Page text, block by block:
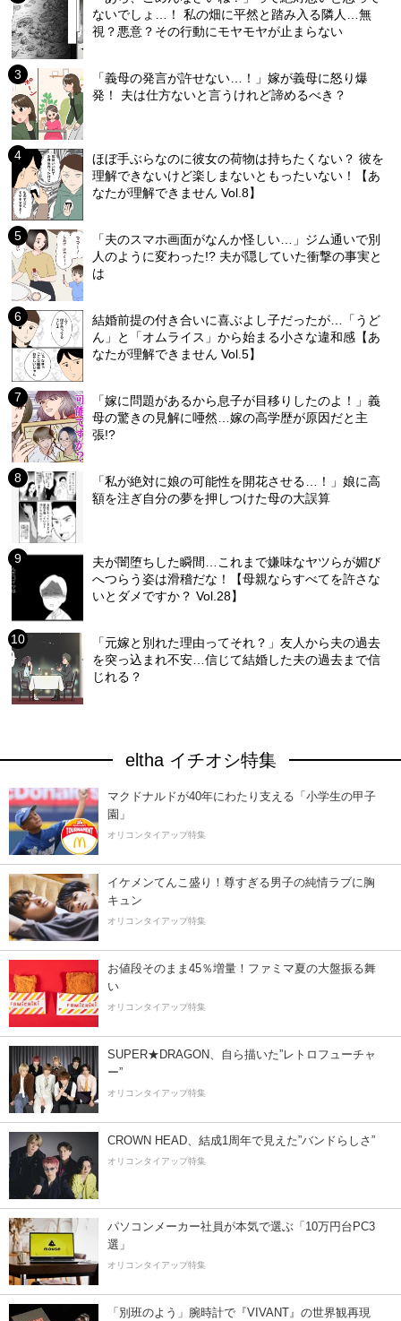
ないでしょ…！ 私の畑に平然と踏み入る隣人…無
視？悪意？その行動にモヤモヤが止まらない
「義母の発言が許せない…！」嫁が義母に怒り爆
発！ 夫は仕方ないと言うけれど諦めるべき？
ほぼ手ぶらなのに彼女の荷物は持ちたくない？ 彼を
理解できないけど楽しまないともったいない！【あ
なたが理解できません Vol.8】
「夫のスマホ画面がなんか怪しい…」ジム通いで別
人のように変わった!? 夫が隠していた衝撃の事実と
は
結婚前提の付き合いに喜ぶよし子だったが…「うど
ん」と「オムライス」から始まる小さな違和感【あ
なたが理解できません Vol.5】
「嫁に問題があるから息子が目移りしたのよ！」義
母の驚きの見解に唖然…嫁の高学歴が原因だと主
張!?
「私が絶対に娘の可能性を開花させる…！」娘に高
額を注ぎ自分の夢を押しつけた母の大誤算
夫が闇堕ちした瞬間…これまで嫌味なヤツらが媚び
へつらう姿は滑稽だな！【母親ならすべてを許さな
いとダメですか？ Vol.28】
「元嫁と別れた理由ってそれ？」友人から夫の過去
を突っ込まれ不安…信じて結婚した夫の過去まで信
じれる？
eltha イチオシ特集
マクドナルドが40年にわたり支える「小学生の甲子
園」
オリコンタイアップ特集
イケメンてんこ盛り！尊すぎる男子の純情ラブに胸
キュン
オリコンタイアップ特集
お値段そのまま45％増量！ファミマ夏の大盤振る舞
い
オリコンタイアップ特集
SUPER★DRAGON、自ら描いた”レトロフューチャ
ー”
オリコンタイアップ特集
CROWN HEAD、結成1周年で見えた”バンドらしさ”
オリコンタイアップ特集
パソコンメーカー社員が本気で選ぶ「10万円台PC3
選」
オリコンタイアップ特集
「別班のよう」腕時計で『VIVANT』の世界観再現